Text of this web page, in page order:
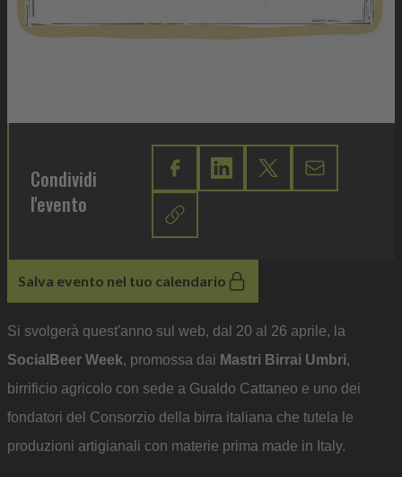
Condividi
l'evento
Salva evento nel tuo calendario
Si svolgerà quest'anno sul web, dal 20 al 26 aprile, la
SocialBeer Week, promossa dai Mastri Birrai Umbri,
birrificio agricolo con sede a Gualdo Cattaneo e uno dei
fondatori del Consorzio della birra italiana che tutela le
produzioni artigianali con materie prima made in Italy.